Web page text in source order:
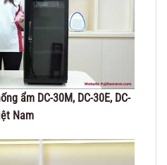
ẩm DC-30M, DC-30E, DC-
Nam